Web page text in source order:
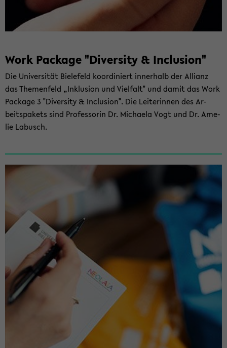
Work Packa­ge "Di­ver­si­ty & In­clu­si­on"
Die Uni­ver­si­tät Bie­le­feld ko­or­di­niert in­ner­halb der Al­li­anz
das The­men­feld „In­klu­si­on und Viel­falt" und damit das Work
Packa­ge 3 "Di­ver­si­ty & In­clu­si­on". Die Lei­te­rin­nen des Ar­
beits­pa­kets sind Pro­fes­so­rin Dr. Mi­chae­la Vogt und Dr. Ame­
lie La­busch.